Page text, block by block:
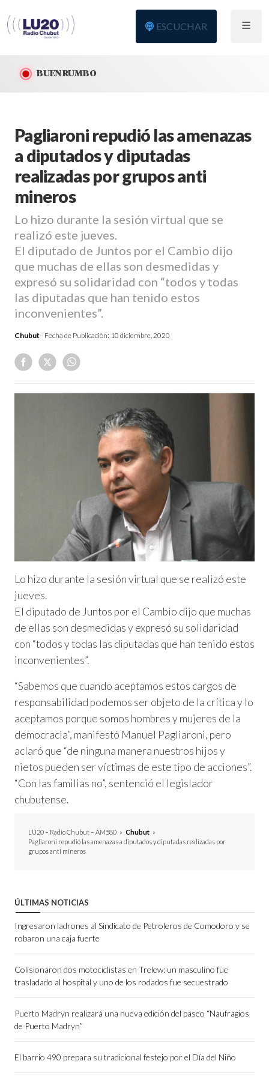
ESCUCHAR
BUEN RUMBO
Pagliaroni repudió las amenazas
a diputados y diputadas
realizadas por grupos anti
mineros
Lo hizo durante la sesión virtual que se
realizó este jueves.
El diputado de Juntos por el Cambio dijo
que muchas de ellas son desmedidas y
expresó su solidaridad con “todos y todas
las diputadas que han tenido estos
inconvenientes”.
Chubut - Fecha de Publicación: 10 diciembre, 2020
Lo hizo durante la sesión virtual que se realizó este
jueves.
El diputado de Juntos por el Cambio dijo que muchas
de ellas son desmedidas y expresó su solidaridad
con “todos y todas las diputadas que han tenido estos
inconvenientes”.
“Sabemos que cuando aceptamos estos cargos de
responsabilidad podemos ser objeto de la crítica y lo
aceptamos porque somos hombres y mujeres de la
democracia”, manifestó Manuel Pagliaroni, pero
aclaró que “de ninguna manera nuestros hijos y
nietos pueden ser víctimas de este tipo de acciones”.
“Con las familias no”, sentenció el legislador
chubutense.
LU20 – Radio Chubut – AM580 » Chubut »
Pagliaroni repudió las amenazas a diputados y diputadas realizadas por
grupos anti mineros
ÚLTIMAS NOTICIAS
Ingresaron ladrones al Sindicato de Petroleros de Comodoro y se
robaron una caja fuerte
Colisionaron dos motociclistas en Trelew: un masculino fue
trasladado al hospital y uno de los rodados fue secuestrado
Puerto Madryn realizará una nueva edición del paseo “Naufragios
de Puerto Madryn”
El barrio 490 prepara su tradicional festejo por el Día del Niño